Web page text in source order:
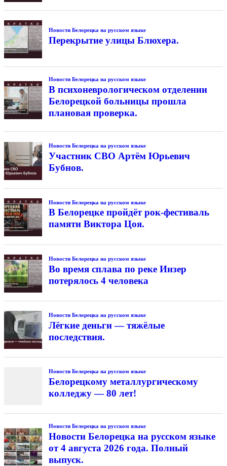
Новости Белорецка на русском языке
Перекрытие улицы Блюхера.
Новости Белорецка на русском языке
В психоневрологическом отделении
Белорецкой больницы прошла
плановая проверка.
Новости Белорецка на русском языке
Участник СВО Артём Юрьевич
Бубнов.
Новости Белорецка на русском языке
В Белорецке пройдёт рок-фестиваль
памяти Виктора Цоя.
Новости Белорецка на русском языке
Во время сплава по реке Инзер
потерялось 4 человека
Новости Белорецка на русском языке
Лёгкие деньги — тяжёлые
последствия.
Новости Белорецка на русском языке
Белорецкому металлургическому
колледжу — 80 лет!
Новости Белорецка на русском языке
Новости Белорецка на русском языке
от 4 августа 2026 года. Полный
выпуск.